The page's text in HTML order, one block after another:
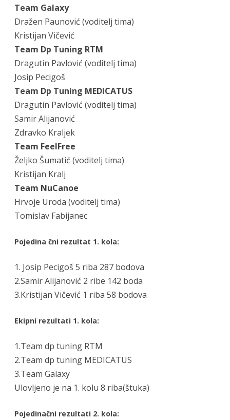
Team Galaxy
Dražen Paunović (voditelj tima)
Kristijan Vičević
Team Dp Tuning RTM
Dragutin Pavlović (voditelj tima)
Josip Pecigoš
Team Dp Tuning MEDICATUS
Dragutin Pavlović (voditelj tima)
Samir Alijanović
Zdravko Kraljek
Team FeelFree
Željko Šumatić (voditelj tima)
Kristijan Kralj
Team NuCanoe
Hrvoje Uroda (voditelj tima)
Tomislav Fabijanec
Pojedina čni rezultat 1. kola:
1. Josip Pecigoš 5 riba 287 bodova
2.Samir Alijanović 2 ribe 142 boda
3.Kristijan Vičević 1 riba 58 bodova
Ekipni rezultati 1. kola:
1.Team dp tuning RTM
2.Team dp tuning MEDICATUS
3.Team Galaxy
Ulovljeno je na 1. kolu 8 riba(štuka)
Pojedinačni rezultati 2. kola: